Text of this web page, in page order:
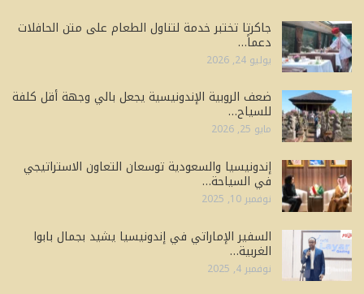
جاكرتا تختبر خدمة لتناول الطعام على متن الحافلات
دعماً…
يوليو 24, 2026
ضعف الروبية الإندونيسية يجعل بالي وجهة أقل كلفة
للسياح…
مايو 25, 2026
إندونيسيا والسعودية توسعان التعاون الاستراتيجي
في السياحة…
نوفمبر 10, 2025
السفير الإماراتي في إندونيسيا يشيد بجمال بابوا
الغربية…
نوفمبر 4, 2025